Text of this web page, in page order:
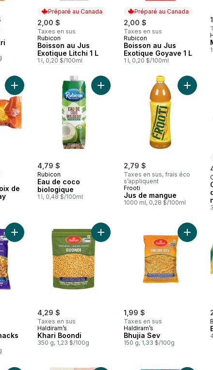
Préparé au Canada
2,00 $
Taxes en sus
Préparé au Canada
Rubicon
Boisson au Jus
Exotique Litchi 1 L
1 l, 0,20 $/100ml
Préparé au Canada
2,00 $
Taxes en sus
Préparé au Canada
Rubicon
Boisson au Jus
Exotique Goyave 1 L
1 l, 0,20 $/100ml
de
Ajouter Biscuits aux noix de cajou Good Day au panier
4,79 $
Rubicon
Eau de coco
biologique
1 l, 0,48 $/100ml
Ajouter Eau de coco biologique au
2,79 $
Taxes en sus, frais éco
s’appliquent
Frooti
Jus de mangue
1000 ml, 0,28 $/100ml
Ajouter
Ajouter Mélange de snacks tout-en-un au panier
4,29 $
Taxes en sus
Haldiram’s
Khari Boondi
350 g, 1,23 $/100g
Ajouter Khari Boondi au panier
1,99 $
Taxes en sus
Haldiram’s
Bhujia Sev
150 g, 1,33 $/100g
Ajouter